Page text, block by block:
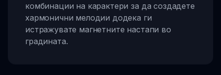
комбинации на карактери за да создадете
хармонични мелодии додека ги
истражувате магнетните настапи во
градината.